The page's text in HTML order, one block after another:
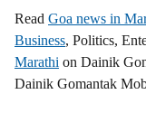
Read Goa news in
Business, Politics,
Marathi on Dainik
Dainik Gomantak